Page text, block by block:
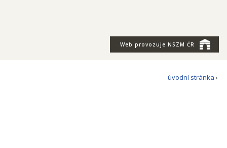
Web provozuje NSZM ČR
úvodní stránka ›